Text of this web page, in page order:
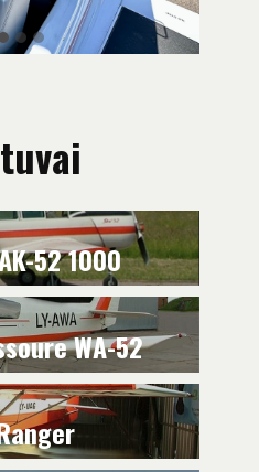
52 1000
WA-52